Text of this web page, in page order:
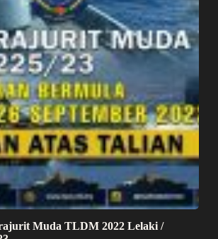
Muda TLDM 2022 Lelaki /